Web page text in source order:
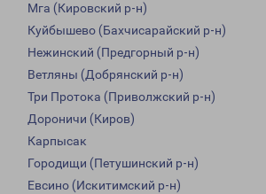
Мга (Кировский р-н)
Куйбышево (Бахчисарайский р-н)
Нежинский (Предгорный р-н)
Ветляны (Добрянский р-н)
Три Протока (Приволжский р-н)
Дороничи (Киров)
Карпысак
Городищи (Петушинский р-н)
Евсино (Искитимский р-н)